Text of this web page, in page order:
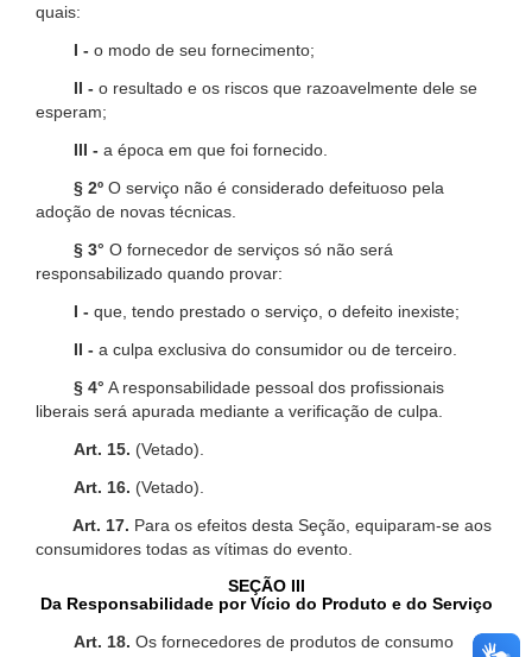
quais:
I - o modo de seu fornecimento;
II - o resultado e os riscos que razoavelmente dele se
esperam;
III - a época em que foi fornecido.
§ 2º O serviço não é considerado defeituoso pela
adoção de novas técnicas.
§ 3° O fornecedor de serviços só não será
responsabilizado quando provar:
I - que, tendo prestado o serviço, o defeito inexiste;
II - a culpa exclusiva do consumidor ou de terceiro.
§ 4° A responsabilidade pessoal dos profissionais
liberais será apurada mediante a verificação de culpa.
Art. 15. (Vetado).
Art. 16. (Vetado).
Art. 17. Para os efeitos desta Seção, equiparam-se aos
consumidores todas as vítimas do evento.
SEÇÃO III
Da Responsabilidade por Vício do Produto e do Serviço
Art. 18. Os fornecedores de produtos de consumo